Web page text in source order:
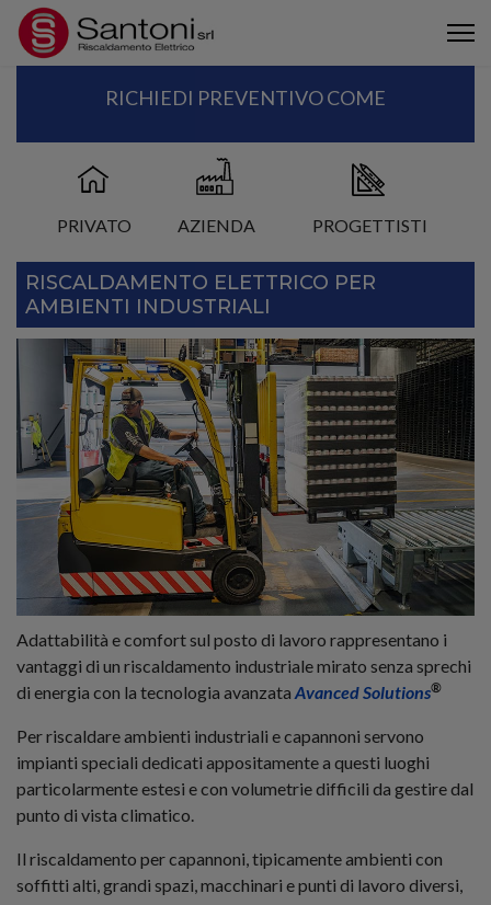
RICHIEDI PREVENTIVO COME
PRIVATO AZIENDA PROGETTISTI
RISCALDAMENTO ELETTRICO PER
AMBIENTI INDUSTRIALI
Adattabilità e comfort sul posto di lavoro rappresentano i
vantaggi di un riscaldamento industriale mirato senza sprechi
di energia con la tecnologia avanzata Avanced Solutions®
Per riscaldare ambienti industriali e capannoni servono
impianti speciali dedicati appositamente a questi luoghi
particolarmente estesi e con volumetrie difficili da gestire dal
punto di vista climatico.
Il riscaldamento per capannoni, tipicamente ambienti con
soffitti alti, grandi spazi, macchinari e punti di lavoro diversi,